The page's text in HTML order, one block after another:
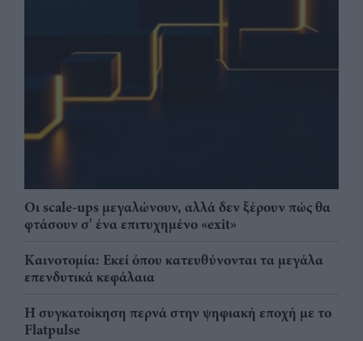
Οι scale-ups μεγαλώνουν, αλλά δεν ξέρουν πώς θα
φτάσουν σ' ένα επιτυχημένο «exit»
Καινοτομία: Εκεί όπου κατευθύνονται τα μεγάλα
επενδυτικά κεφάλαια
Η συγκατοίκηση περνά στην ψηφιακή εποχή με το
Flatpulse